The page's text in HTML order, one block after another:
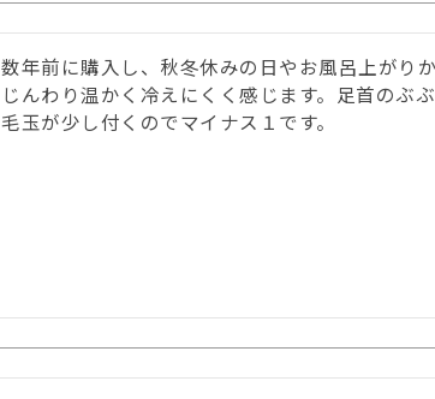
数年前に購入し、秋冬休みの日やお風呂上がり
じんわり温かく冷えにくく感じます。足首のぶ
毛玉が少し付くのでマイナス１です。